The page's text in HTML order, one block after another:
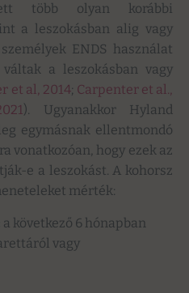
több olyan korábbi
a leszokásban alig vagy
ENDS használat
a leszokásban vagy
et al, 2014; Carpenter et al.,
). Ugyanakkor Hyland
egymásnak ellentmondó
vonatkozóan, hogy ezek az
e a leszokást. A kohorsz
mérték:
a következő 6 hónapban
vagy